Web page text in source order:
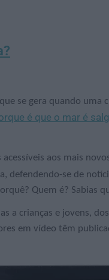
se gera quando uma
é que o mar é
aos mais
defendendo-se de
Quem é? Sabias
a crianças e jovens,
em vídeo têm